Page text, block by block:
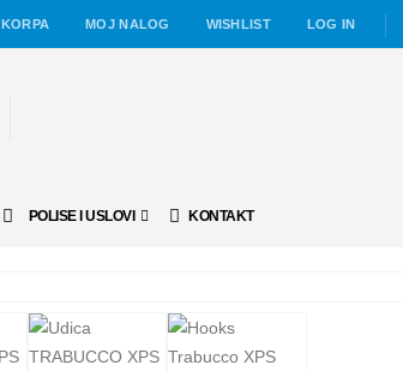
KORPA MOJ NALOG WISHLIST LOG IN
POLISE I USLOVI KONTAKT